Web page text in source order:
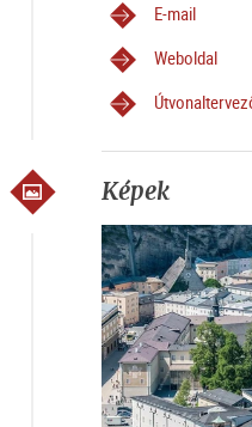
E-mail
Weboldal
Képek